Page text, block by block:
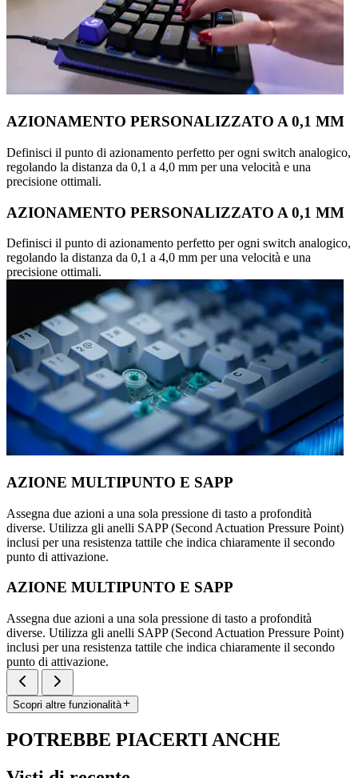
AZIONAMENTO PERSONALIZZATO A 0,1 MM
Definisci il punto di azionamento perfetto per ogni switch analogico,
regolando la distanza da 0,1 a 4,0 mm per una velocità e una
precisione ottimali.
AZIONAMENTO PERSONALIZZATO A 0,1 MM
Definisci il punto di azionamento perfetto per ogni switch analogico,
regolando la distanza da 0,1 a 4,0 mm per una velocità e una
precisione ottimali.
AZIONE MULTIPUNTO E SAPP
Assegna due azioni a una sola pressione di tasto a profondità
diverse. Utilizza gli anelli SAPP (Second Actuation Pressure Point)
inclusi per una resistenza tattile che indica chiaramente il secondo
punto di attivazione.
AZIONE MULTIPUNTO E SAPP
Assegna due azioni a una sola pressione di tasto a profondità
diverse. Utilizza gli anelli SAPP (Second Actuation Pressure Point)
inclusi per una resistenza tattile che indica chiaramente il secondo
punto di attivazione.
Scopri altre funzionalità
POTREBBE PIACERTI ANCHE